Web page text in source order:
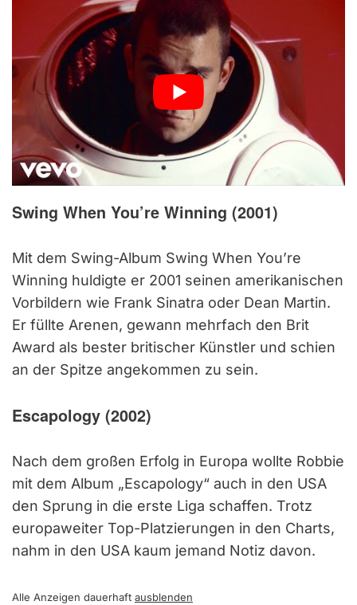
Swing When You’re Winning (2001)
Mit dem Swing-Album Swing When You’re
Winning huldigte er 2001 seinen amerikanischen
Vorbildern wie Frank Sinatra oder Dean Martin.
Er füllte Arenen, gewann mehrfach den Brit
Award als bester britischer Künstler und schien
an der Spitze angekommen zu sein.
Escapology (2002)
Nach dem großen Erfolg in Europa wollte Robbie
mit dem Album „Escapology“ auch in den USA
den Sprung in die erste Liga schaffen. Trotz
europaweiter Top-Platzierungen in den Charts,
nahm in den USA kaum jemand Notiz davon.
Alle Anzeigen dauerhaft ausblenden